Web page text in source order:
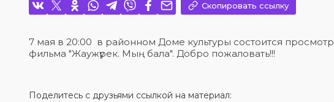
Скопировать ссылку
7 мая в 20:00 в районном Доме культуры состоится просмотр
фильма "Жаужүрек. Мың бала". Добро пожаловать!!!
Поделитесь с друзьями ссылкой на материал: